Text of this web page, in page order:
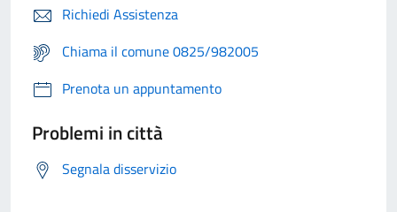
Richiedi Assistenza
Chiama il comune 0825/982005
Prenota un appuntamento
Problemi in città
Segnala disservizio